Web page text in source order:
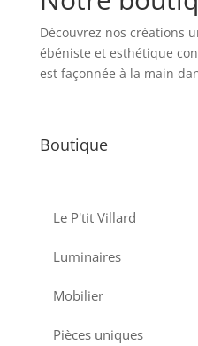
Découvrez nos créations
ébéniste et esthétique
est façonnée à la main
Boutique
Le P'tit Villard
Luminaires
Mobilier
Pièces uniques